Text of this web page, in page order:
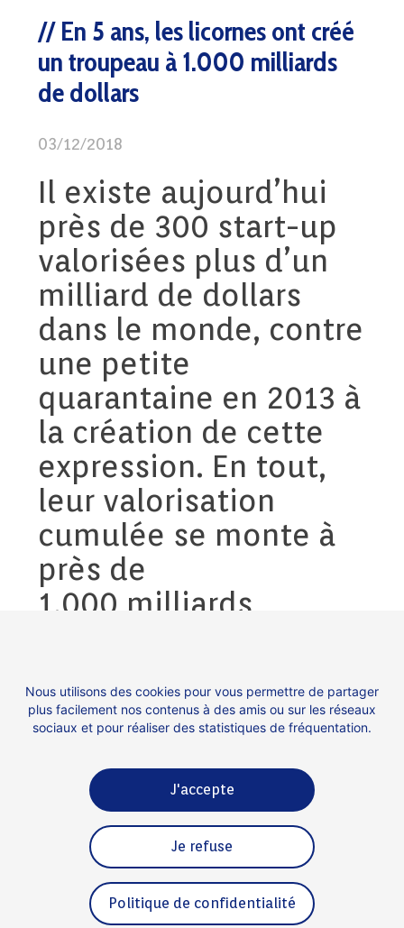
En 5 ans, les licornes ont créé
un troupeau à 1.000 milliards
de dollars
03/12/2018
Il existe aujourd’hui
près de 300 start-up
valorisées plus d’un
milliard de dollars
dans le monde, contre
une petite
quarantaine en 2013 à
la création de cette
expression. En tout,
leur valorisation
cumulée se monte à
près de
1.000 milliards,
Lire l’article en entier sur Les Echos
Contact
Politique de confidentialité
Nous utilisons des cookies pour vous permettre de partager
plus facilement nos contenus à des amis ou sur les réseaux
sociaux et pour réaliser des statistiques de fréquentation.
J'accepte
Je refuse
Politique de confidentialité